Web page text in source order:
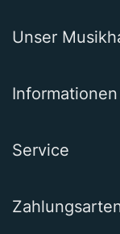
Unser
Informationen
Service